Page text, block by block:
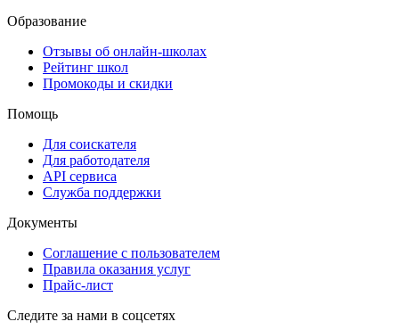
Образование
Отзывы об онлайн-школах
Рейтинг школ
Промокоды и скидки
Помощь
Для соискателя
Для работодателя
API сервиса
Служба поддержки
Документы
Соглашение с пользователем
Правила оказания услуг
Прайс-лист
Следите за нами в соцсетях